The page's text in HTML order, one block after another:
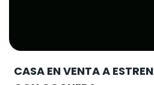
CASA EN VENTA A